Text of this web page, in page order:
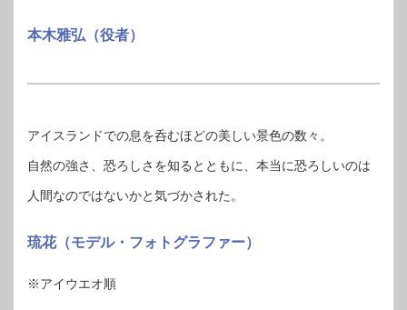
本木雅弘（役者）
アイスランドでの息を呑むほどの美しい景色の数々。
自然の強さ、恐ろしさを知るとともに、本当に恐ろしいのは
人間なのではないかと気づかされた。
琉花（モデル・フォトグラファー）
※アイウエオ順